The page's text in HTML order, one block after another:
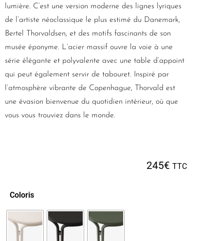
lumière. C’est une version moderne des lignes lyriques
de l’artiste néoclassique le plus estimé du Danemark,
Bertel Thorvaldsen, et des motifs fascinants de son
musée éponyme. L’acier massif ouvre la voie à une
série élégante et polyvalente avec une table d’appoint
qui peut également servir de tabouret. Inspiré par
l’atmosphère vibrante de Copenhague, Thorvald est
une évasion bienvenue du quotidien intérieur, où que
vous vous trouviez dans le monde.
245€ TTC
Coloris